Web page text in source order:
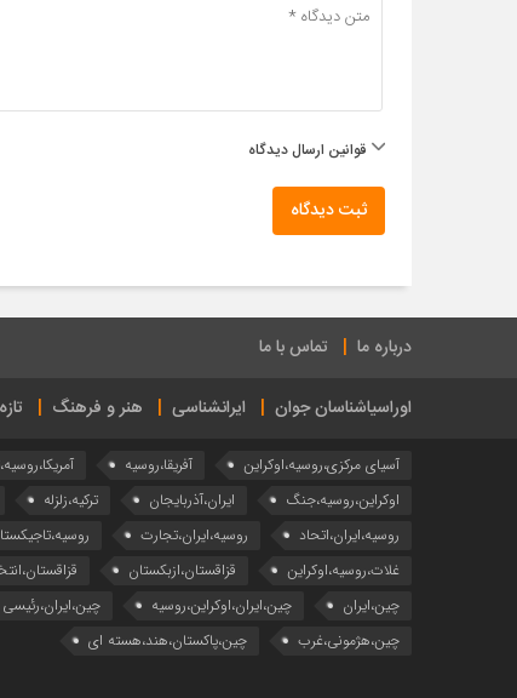
قوانین ارسال دیدگاه
ثبت دیدگاه
درباره ما تماس با ما
اوراسیاشناسان جوان ایرانشناسی هنر و فرهنگ
آسیای مرکزی،روسیه،اوکراین آفریقا،روسیه
اوکراین،روسیه،جنگ
ایران،آذربایجان ترکیه،زلزله
روسیه،ایران،اتحاد
روسیه،ایران،تجارت
غلات،روسیه،اوکراین
قزاقستان،ازبکستان
چین،ایران
چین،ایران،اوکراین،روسیه چین،ایران،رئیسی
چین،هژمونی،غرب
چین،پاکستان،هند،هسته ای